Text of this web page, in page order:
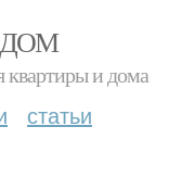
квартиры и дома
статьи